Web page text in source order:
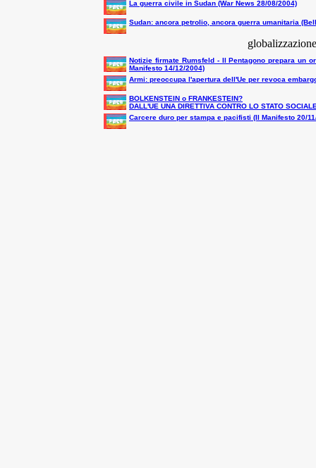
La guerra civile in Sudan (War News 28/08/2004)
Sudan: ancora petrolio, ancora guerra umanitaria
Notizie firmate Rumsfeld - Il Pentagono prepara un
Manifesto 14/12/2004)
Armi: preoccupa l'apertura dell'Ue per revoca
BOLKENSTEIN o FRANKESTEIN?
DALL'UE UNA DIRETTIVA CONTRO LO STATO
Carcere duro per stampa e pacifisti (Il Manifesto 20/